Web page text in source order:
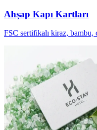
Ahşap Kapı Kartları
FSC sertifikalı kiraz, bambu,